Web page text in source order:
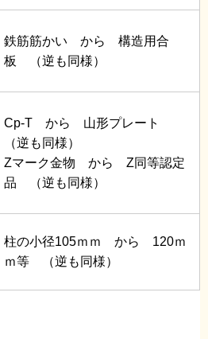
鉄筋筋かい から 構造用合
板 （逆も同様）
Cp-T から 山形プレート
（逆も同様）
Zマーク金物 から Z同等認定
品 （逆も同様）
柱の小径105ｍｍ から 120ｍ
ｍ等 （逆も同様）